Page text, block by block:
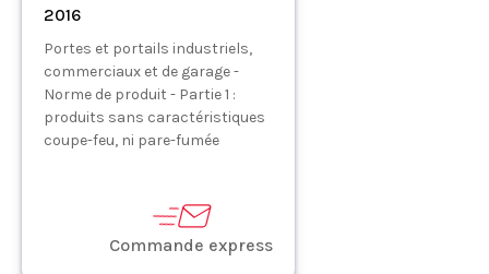
2016
Portes et portails industriels,
commerciaux et de garage -
Norme de produit - Partie 1 :
produits sans caractéristiques
coupe-feu, ni pare-fumée
Commande express